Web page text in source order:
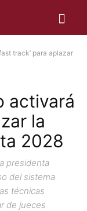
track’ para aplazar
activará
la
2028
presidenta
del sistema
técnicas
de jueces